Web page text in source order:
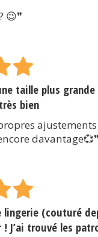
😉❞
taille plus grande
bien
lingerie (couturé
J’ai trouvé les